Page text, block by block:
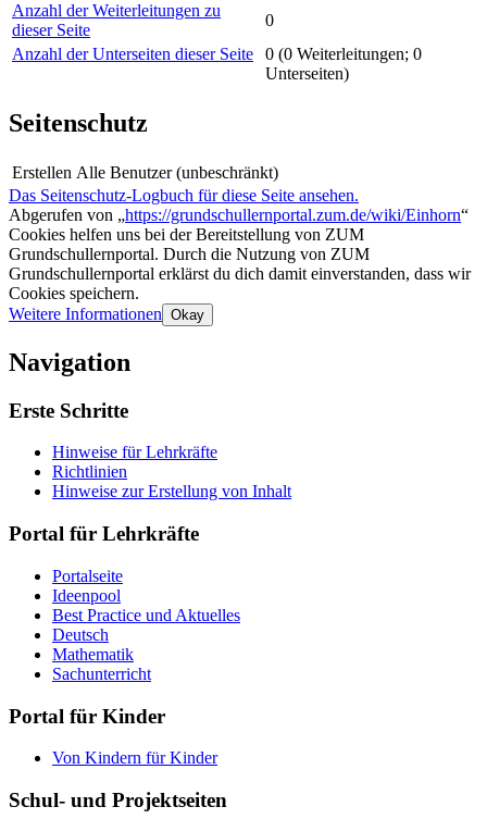
Anzahl der Weiterleitungen zu
dieser Seite
0
Anzahl der Unterseiten dieser Seite
0 (0 Weiterleitungen; 0
Unterseiten)
Seitenschutz
Erstellen Alle Benutzer (unbeschränkt)
Das Seitenschutz-Logbuch für diese Seite ansehen.
Abgerufen von „https://grundschullernportal.zum.de/wiki/Einhorn“
Cookies helfen uns bei der Bereitstellung von ZUM
Grundschullernportal. Durch die Nutzung von ZUM
Grundschullernportal erklärst du dich damit einverstanden, dass wir
Cookies speichern.
Weitere Informationen Okay
Navigation
Erste Schritte
Hinweise für Lehrkräfte
Richtlinien
Hinweise zur Erstellung von Inhalt
Portal für Lehrkräfte
Portalseite
Ideenpool
Best Practice und Aktuelles
Deutsch
Mathematik
Sachunterricht
Portal für Kinder
Von Kindern für Kinder
Schul- und Projektseiten